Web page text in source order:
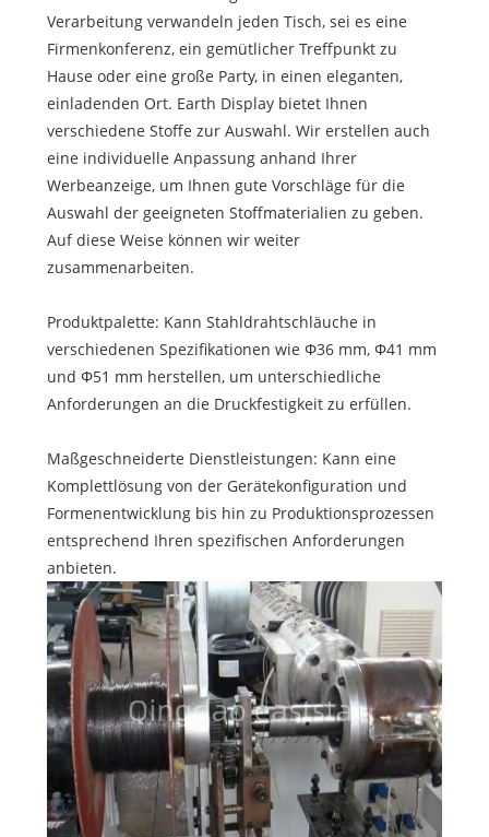
Verarbeitung verwandeln jeden Tisch, sei es eine
Firmenkonferenz, ein gemütlicher Treffpunkt zu
Hause oder eine große Party, in einen eleganten,
einladenden Ort. Earth Display bietet Ihnen
verschiedene Stoffe zur Auswahl. Wir erstellen auch
eine individuelle Anpassung anhand Ihrer
Werbeanzeige, um Ihnen gute Vorschläge für die
Auswahl der geeigneten Stoffmaterialien zu geben.
Auf diese Weise können wir weiter
zusammenarbeiten.
Produktpalette: Kann Stahldrahtschläuche in
verschiedenen Spezifikationen wie Φ36 mm, Φ41 mm
und Φ51 mm herstellen, um unterschiedliche
Anforderungen an die Druckfestigkeit zu erfüllen.
Maßgeschneiderte Dienstleistungen: Kann eine
Komplettlösung von der Gerätekonfiguration und
Formenentwicklung bis hin zu Produktionsprozessen
entsprechend Ihren spezifischen Anforderungen
anbieten.